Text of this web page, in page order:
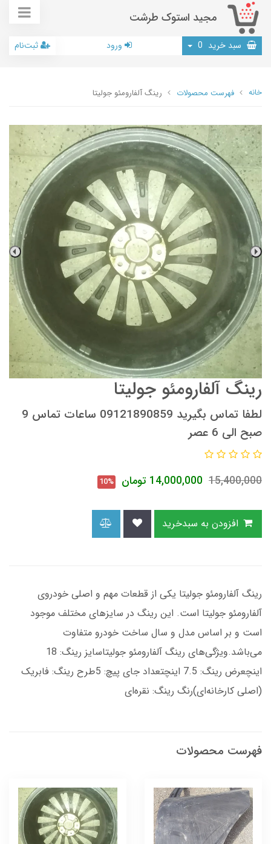
مجید استوک طرشت
سبد خرید 0 ورود ثبت‌نام
خانه فهرست محصولات رینگ آلفارومئو جولیتا
رینگ آلفارومئو جولیتا
لطفا تماس بگیرید 09121890859 ساعات تماس 9
صبح الی 6 عصر
15,400,000
14,000,000 تومان 10%
رینگ آلفارومئو جولیتا یکی از قطعات مهم و اصلی خودروی
آلفارومئو جولیتا است. این رینگ در سایزهای مختلف موجود
است و بر اساس مدل و سال ساخت خودرو متفاوت
می‌باشد.ویژگی‌های رینگ آلفارومئو جولیتاسایز رینگ: 18
اینچعرض رینگ: 7.5 اینچتعداد جای پیچ: 5طرح رینگ: فابریک
(اصلی کارخانه‌ای)رنگ رینگ: نقره‌ای
فهرست محصولات